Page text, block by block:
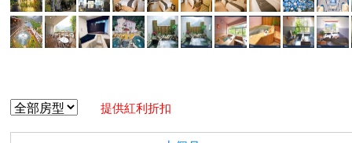
提供紅利折扣